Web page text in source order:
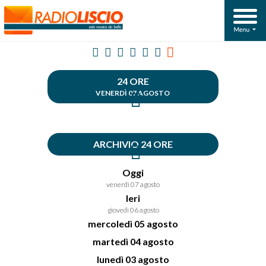
24 ORE
VENERDÌ 07 AGOSTO
ARCHIVIO 24 ORE
Oggi
venerdì 07 agosto
Ieri
giovedì 06 agosto
mercoledì 05 agosto
martedì 04 agosto
lunedì 03 agosto